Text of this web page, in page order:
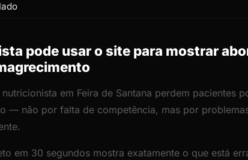
pode usar o site para mostrar
em Feira de Santana perdem pacientes
— não por falta de competência, mas por
em 30 segundos mostra exatamente o que está